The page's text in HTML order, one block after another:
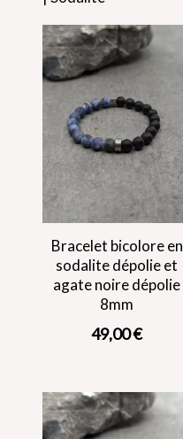
Bracelet bicolore en
sodalite dépolie et
agate noire dépolie
8mm
49,00€